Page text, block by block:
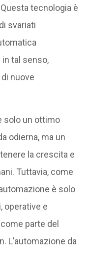
tecnologia è
svariati
tal senso,
nuove
solo un ottimo
odierna, ma un
la crescita e
Tuttavia, come
è solo
operative e
parte del
L’automazione da